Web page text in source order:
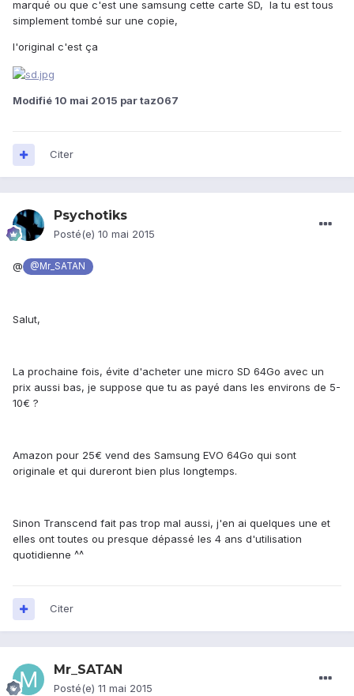
marqué ou que c'est une samsung cette carte SD, la tu est tous
simplement tombé sur une copie,
l'original c'est ça
Modifié 10 mai 2015 par taz067
Citer
Psychotiks
Posté(e) 10 mai 2015
@ @Mr_SATAN
Salut,
La prochaine fois, évite d'acheter une micro SD 64Go avec un
prix aussi bas, je suppose que tu as payé dans les environs de 5-
10€ ?
Amazon pour 25€ vend des Samsung EVO 64Go qui sont
originale et qui dureront bien plus longtemps.
Sinon Transcend fait pas trop mal aussi, j'en ai quelques une et
elles ont toutes ou presque dépassé les 4 ans d'utilisation
quotidienne ^^
Citer
Mr_SATAN
Posté(e) 11 mai 2015